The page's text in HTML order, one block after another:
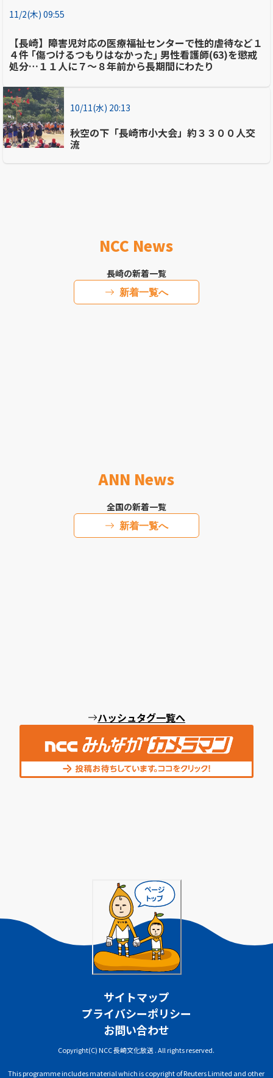
11/2(木) 09:55
【長崎】障害児対応の医療福祉センターで性的虐待など１
４件 ｢傷つけるつもりはなかった｣ 男性看護師(63)を懲戒
処分…１１人に７～８年前から長期間にわたり
10/11(水) 20:13
秋空の下「長崎市小大会」約３３００人交
流
NCC News
長崎の新着一覧
新着一覧へ
ANN News
全国の新着一覧
新着一覧へ
ハッシュタグ一覧へ
サイトマップ
プライバシーポリシー
お問い合わせ
Copyright(C) NCC 長崎文化放送 . All rights reserved.
This programme includes material which is copyright of Reuters Limited and other